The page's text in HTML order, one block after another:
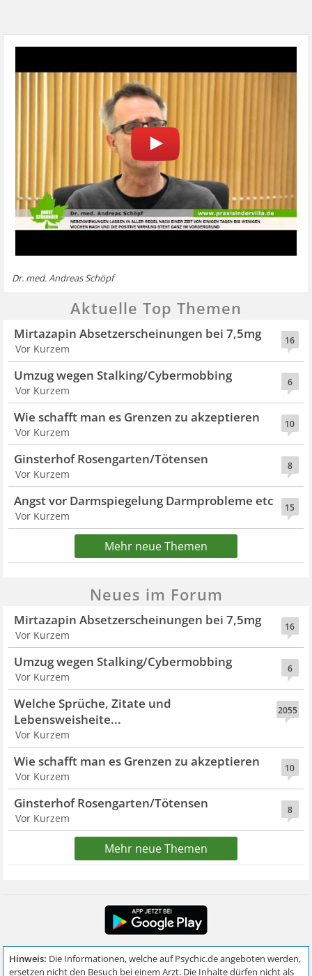
Dr. med. Andreas Schöpf
Aktuelle Top Themen
16
Mirtazapin Absetzerscheinungen bei 7,5mg
Vor Kurzem
6
Umzug wegen Stalking/Cybermobbing
Vor Kurzem
10
Wie schafft man es Grenzen zu akzeptieren
Vor Kurzem
8
Ginsterhof Rosengarten/Tötensen
Vor Kurzem
15
Angst vor Darmspiegelung Darmprobleme etc
Vor Kurzem
Mehr neue Themen
Neues im Forum
16
Mirtazapin Absetzerscheinungen bei 7,5mg
Vor Kurzem
6
Umzug wegen Stalking/Cybermobbing
Vor Kurzem
2055
Welche Sprüche, Zitate und
Lebensweisheite...
Vor Kurzem
10
Wie schafft man es Grenzen zu akzeptieren
Vor Kurzem
8
Ginsterhof Rosengarten/Tötensen
Vor Kurzem
Mehr neue Themen